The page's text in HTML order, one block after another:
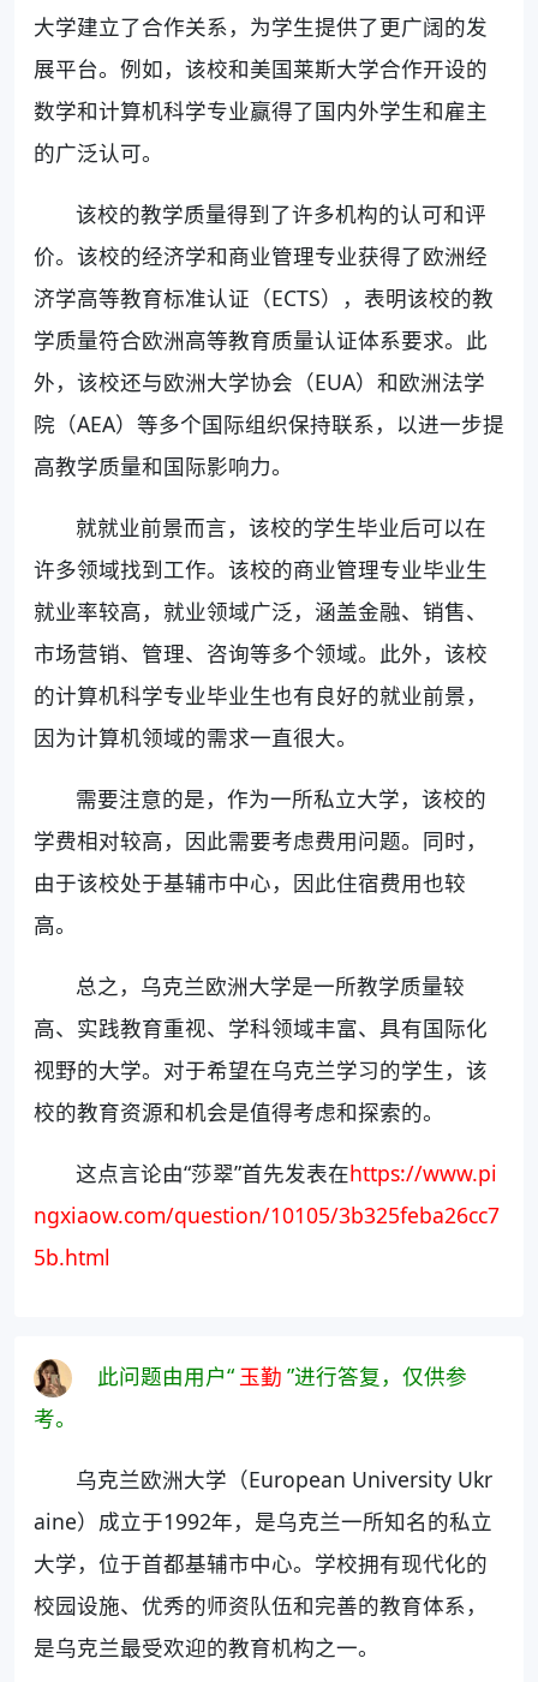
大学建立了合作关系，为学生提供了更广阔的发
展平台。例如，该校和美国莱斯大学合作开设的
数学和计算机科学专业赢得了国内外学生和雇主
的广泛认可。
该校的教学质量得到了许多机构的认可和评
价。该校的经济学和商业管理专业获得了欧洲经
济学高等教育标准认证（ECTS），表明该校的教
学质量符合欧洲高等教育质量认证体系要求。此
外，该校还与欧洲大学协会（EUA）和欧洲法学
院（AEA）等多个国际组织保持联系，以进一步提
高教学质量和国际影响力。
就就业前景而言，该校的学生毕业后可以在
许多领域找到工作。该校的商业管理专业毕业生
就业率较高，就业领域广泛，涵盖金融、销售、
市场营销、管理、咨询等多个领域。此外，该校
的计算机科学专业毕业生也有良好的就业前景，
因为计算机领域的需求一直很大。
需要注意的是，作为一所私立大学，该校的
学费相对较高，因此需要考虑费用问题。同时，
由于该校处于基辅市中心，因此住宿费用也较
高。
总之，乌克兰欧洲大学是一所教学质量较
高、实践教育重视、学科领域丰富、具有国际化
视野的大学。对于希望在乌克兰学习的学生，该
校的教育资源和机会是值得考虑和探索的。
这点言论由“莎翠”首先发表在https://www.pi
ngxiaow.com/question/10105/3b325feba26cc7
5b.html
此问题由用户“ 玉勤 ”进行答复，仅供参
考。
乌克兰欧洲大学（European University Ukr
aine）成立于1992年，是乌克兰一所知名的私立
大学，位于首都基辅市中心。学校拥有现代化的
校园设施、优秀的师资队伍和完善的教育体系，
是乌克兰最受欢迎的教育机构之一。